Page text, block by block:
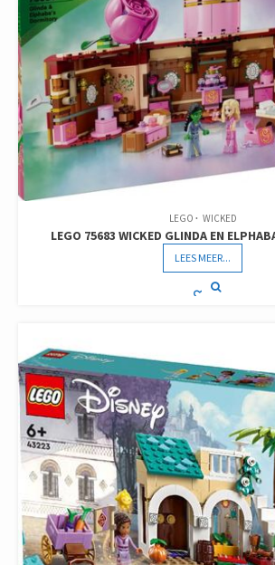
LEGO WICKED
LEGO 75683 WICKED GLINDA EN
LEES MEER...